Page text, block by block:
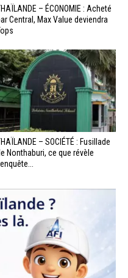
– ÉCONOMIE : Acheté
Central, Max Value deviendra
– SOCIÉTÉ : Fusillade
Nonthaburi, ce que révèle